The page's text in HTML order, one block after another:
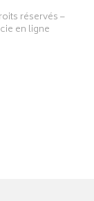
réservés –
en ligne